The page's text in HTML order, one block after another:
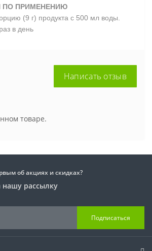
ПО ПРИМЕНЕНИЮ
(9 г) продукта с 500 мл воды.
в день
Написать отзыв
товаре.
об акциях и скидках?
рассылку
Подписаться